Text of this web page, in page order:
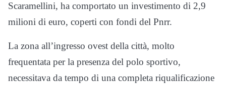
Scaramellini, ha comportato un investimento di 2,9
milioni di euro, coperti con fondi del Pnrr.
La zona all’ingresso ovest della città, molto
frequentata per la presenza del polo sportivo,
necessitava da tempo di una completa riqualificazione